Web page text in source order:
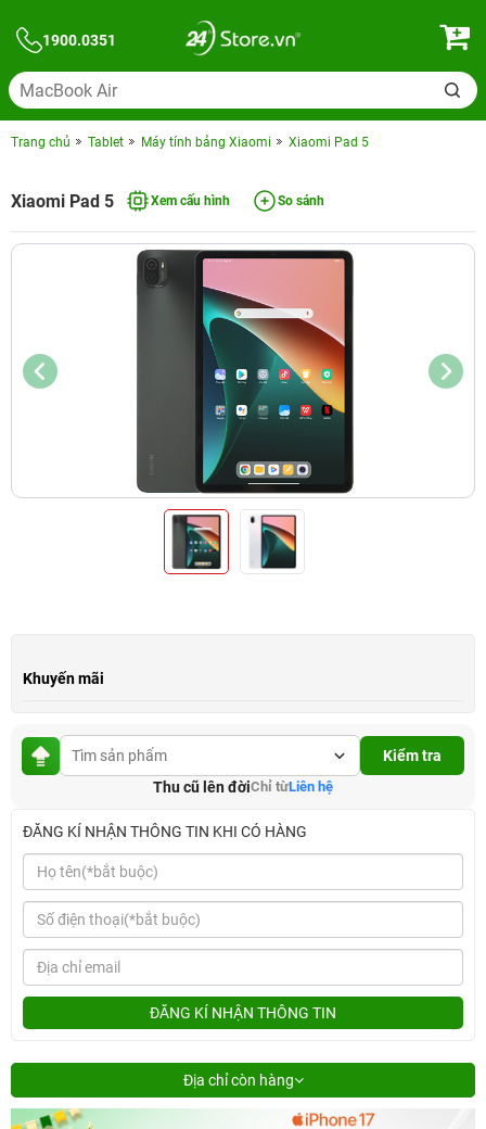
1900.0351
Trang chủ Tablet Máy tính bảng Xiaomi Xiaomi Pad 5
Xiaomi Pad 5 Xem cấu hình So sánh
Khuyến mãi
Kiểm tra
Thu cũ lên đờiChỉ từLiên hệ
ĐĂNG KÍ NHẬN THÔNG TIN KHI CÓ HÀNG
ĐĂNG KÍ NHẬN THÔNG TIN
Địa chỉ còn hàng